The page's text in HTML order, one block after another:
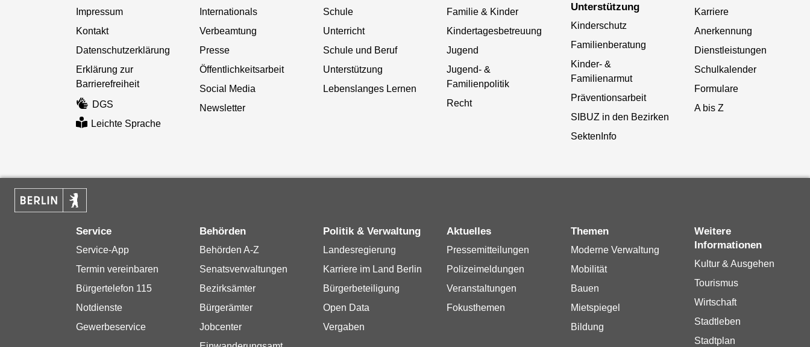
Impressum
Kontakt
Datenschutzerklärung
Erklärung zur
Barrierefreiheit
DGS
Leichte Sprache
Internationals
Verbeamtung
Presse
Öffentlichkeitsarbeit
Social Media
Newsletter
Schule
Unterricht
Schule und Beruf
Unterstützung
Lebenslanges Lernen
Familie & Kinder
Kindertagesbetreuung
Jugend
Jugend- &
Familienpolitik
Recht
Unterstützung
Kinderschutz
Familienberatung
Kinder- &
Familienarmut
Präventionsarbeit
SIBUZ in den Bezirken
SektenInfo
Karriere
Anerkennung
Dienstleistungen
Schulkalender
Formulare
A bis Z
Service
Service-App
Termin vereinbaren
Bürgertelefon 115
Notdienste
Gewerbeservice
Behörden
Behörden A-Z
Senatsverwaltungen
Bezirksämter
Bürgerämter
Jobcenter
Politik & Verwaltung
Landesregierung
Karriere im Land Berlin
Bürgerbeteiligung
Open Data
Vergaben
Aktuelles
Pressemitteilungen
Polizeimeldungen
Veranstaltungen
Fokusthemen
Themen
Moderne Verwaltung
Mobilität
Bauen
Mietspiegel
Bildung
Weitere
Informationen
Kultur & Ausgehen
Tourismus
Wirtschaft
Stadtleben
Stadtplan